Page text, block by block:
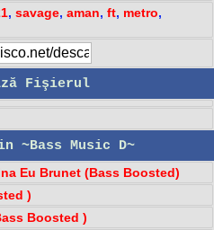
, savage, aman, ft, metro,
Fişierul
~Bass Music D~
Eu Brunet (Bass Boosted)
)
Boosted )